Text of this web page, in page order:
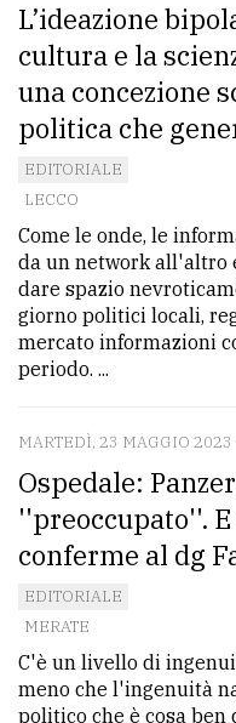
L’ideazione
cultura e la
una concezione
politica che
EDITORIALE
LECCO
Come le onde, le
da un network all'altro
dare spazio
giorno politici locali,
mercato informazioni
periodo. ...
MARTEDÌ, 23 MAGGIO
Ospedale:
''preoccupato''.
conferme al dg
EDITORIALE
MERATE
C'è un livello di
meno che l'ingenuità
politico che è cosa ben